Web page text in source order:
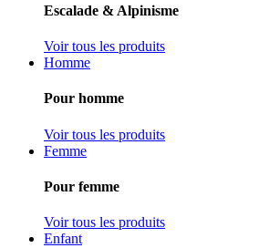
Escalade & Alpinisme
Voir tous les produits
Homme
Pour homme
Voir tous les produits
Femme
Pour femme
Voir tous les produits
Enfant